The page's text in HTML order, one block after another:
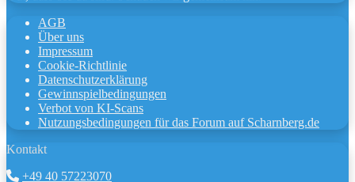
AGB
Über uns
Impressum
Cookie-Richtlinie
Datenschutzerklärung
Gewinnspielbedingungen
Verbot von KI-Scans
Nutzungsbedingungen für das Forum auf Scharnberg.de
Kontakt
+49 40 57223070